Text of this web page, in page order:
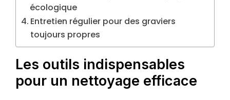
écologique
Entretien régulier pour des graviers
toujours propres
Les outils indispensables
pour un nettoyage efficace